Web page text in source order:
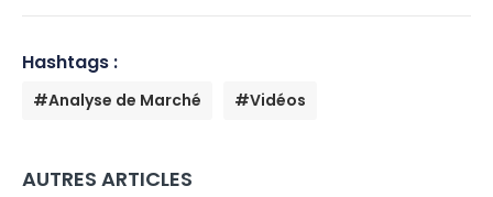
Hashtags :
#Analyse de Marché #Vidéos
AUTRES ARTICLES